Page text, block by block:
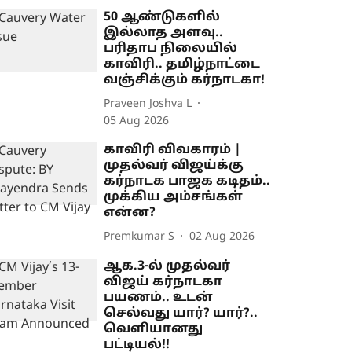
50 ஆண்டுகளில்
இல்லாத அளவு..
பரிதாப நிலையில்
காவிரி.. தமிழ்நாட்டை
வஞ்சிக்கும் கர்நாடகா!
Praveen Joshva L
05 Aug 2026
காவிரி விவகாரம் |
முதல்வர் விஜய்க்கு
கர்நாடக பாஜக கடிதம்..
முக்கிய அம்சங்கள்
என்ன?
Premkumar S 02 Aug 2026
ஆக.3-ல் முதல்வர்
விஜய் கர்நாடகா
பயணம்.. உடன்
செல்வது யார்? யார்?..
வெளியானது
பட்டியல்!!